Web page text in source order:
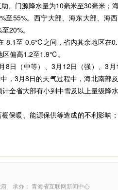
门源降水量为10毫米至30毫米；
至55%。西宁大部、海东大部、海
20%。
8.1至-0.6℃之间，省内其余地区在
偏高1.2至1.9℃。
日（中等）、3月12日（强）、3月
，3月8日的天气过程中，海北南部
全省大部有小到中雪及以上量级降
保暖、能源保供等造成的不利影响
承办： 青海省互联网新闻中心